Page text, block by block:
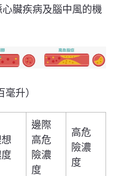
臟疾病及腦中風的機
升）
邊際
高危
險濃
度
高危
險濃
度